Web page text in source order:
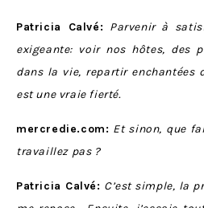
Patricia Calvé: Parvenir à
exigeante: voir nos hôtes, des
dans la vie, repartir enchantées
est une vraie fierté.
mercredie.com: Et sinon, que
travaillez pas ?
Patricia Calvé: C’est simple, la